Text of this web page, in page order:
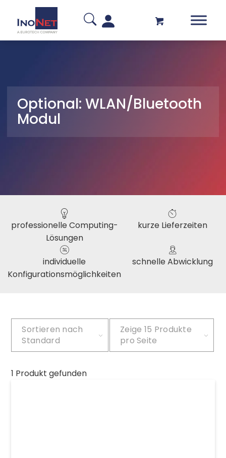
Optional: WLAN/Bluetooth
Modul
professionelle Computing-
Lösungen
kurze Lieferzeiten
individuelle
Konfigurationsmöglichkeiten
schnelle Abwicklung
Sortieren nach
Standard
Zeige 15 Produkte
pro Seite
1 Produkt gefunden